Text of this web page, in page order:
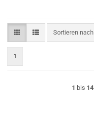
Sortieren nach
Sortieren nach
1
1 bis 14